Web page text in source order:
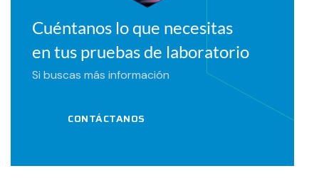
Cuéntanos lo que necesitas
en tus pruebas de laboratorio
Si buscas más información
CONTÁCTANOS